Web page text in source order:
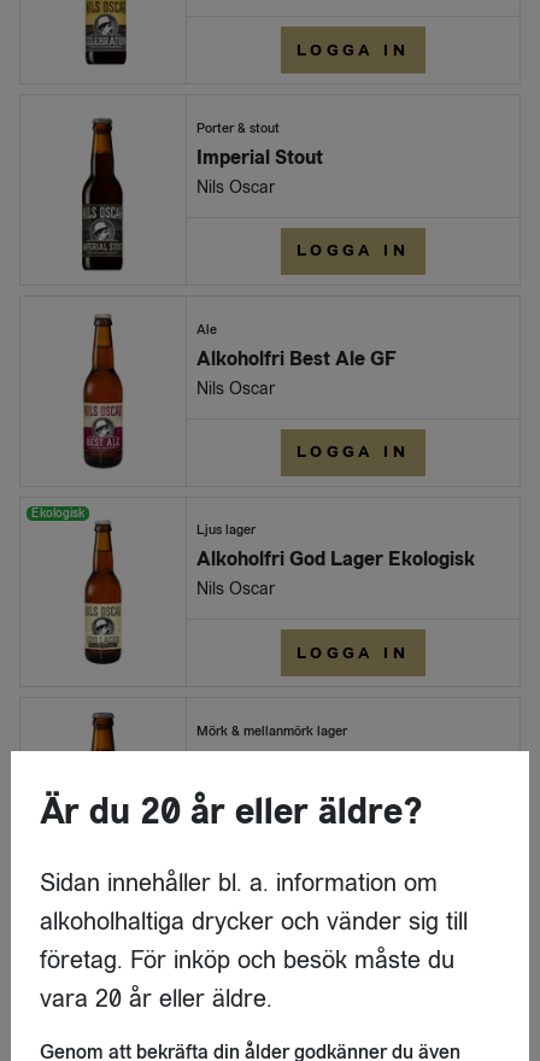
LOGGA IN
Porter & stout
Imperial Stout
Nils Oscar
LOGGA IN
Ale
Alkoholfri Best Ale GF
Nils Oscar
LOGGA IN
Ekologisk
Ljus lager
Alkoholfri God Lager Ekologisk
Nils Oscar
LOGGA IN
Mörk & mellanmörk lager
Alkoholfri Kalasjulöl
Nils Oscar
Ale
Alkoholfri Påsköl
Nils Oscar
LOGGA IN
Är du 20 år eller äldre?
Sidan innehåller bl. a. information om
alkoholhaltiga drycker och vänder sig till
företag. För inköp och besök måste du
vara 20 år eller äldre.
Genom att bekräfta din ålder godkänner du även